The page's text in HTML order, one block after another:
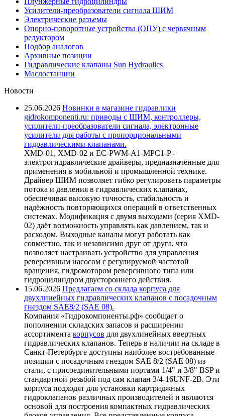
Усилители-преобразователи сигнала ШИМ
Электрические разъемы
Опорно-поворотные устройства (ОПУ) с червячным
редуктором
Подбор аналогов
Архивные позиции
Гидравлические клапаны Sun Hydraulics
Маслостанции
Новости
25.06.2026 Новинки в магазине гидравлики
gidrokomponenti.ru: приводы с ШИМ, контроллеры,
усилители-преобразователи сигнала, электронные
усилители для работы с пропорциональными
гидравлическими клапанами.
XMD-01, XMD-02 и EC-PWM-A1-MPC1-P -
электрогидравлические драйверы, предназначенные для
применения в мобильной и промышленной технике.
Драйвер ШИМ позволяет гибко регулировать параметры
потока и давления в гидравлических клапанах,
обеспечивая высокую точность, стабильность и
надёжность повторяющихся операций в ответственных
системах. Модификация с двумя выходами (серия XMD-
02) даёт возможность управлять как давлением, так и
расходом. Выходные каналы могут работать как
совместно, так и независимо друг от друга, что
позволяет настраивать устройство для управления
реверсивным насосом с регулируемой частотой
вращения, гидромотором реверсивного типа или
гидроцилиндром двустороннего действия.
15.06.2026 Предлагаем со склада корпуса для
двухлинейных гидравлических клапанов с посадочным
гнездом SAE8/2 (SAE 08).
Компания «Гидрокомпоненты.рф» сообщает о
пополнении складских запасов и расширении
ассортимента корпусов для двухлинейных ввертных
гидравлических клапанов. Теперь в наличии на складе в
Санкт-Петербурге доступны наиболее востребованные
позиции с посадочным гнездом SAE 8/2 (SAE 08) из
стали, с присоединительными портами 1/4" и 3/8" BSP и
стандартной резьбой под сам клапан 3/4-16UNF-2B. Эти
корпуса подходят для установки картриджных
гидроклапанов различных производителей и являются
основой для построения компактных гидравлических